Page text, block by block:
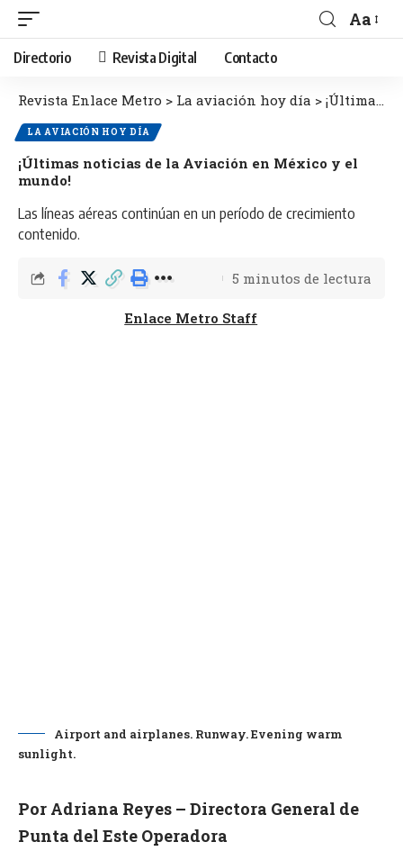
Aa
Directorio Revista Digital Contacto
Revista Enlace Metro > La aviación hoy día > ¡Últimas noticias de la Aviación en México y el mundo!
LA AVIACIÓN HOY DÍA
¡Últimas noticias de la Aviación en México y el
mundo!
Las líneas aéreas continúan en un período de crecimiento
contenido.
Enlace Metro Staff
5 minutos de lectura
Airport and airplanes. Runway. Evening warm
sunlight.
Por Adriana Reyes – Directora General de
Punta del Este Operadora